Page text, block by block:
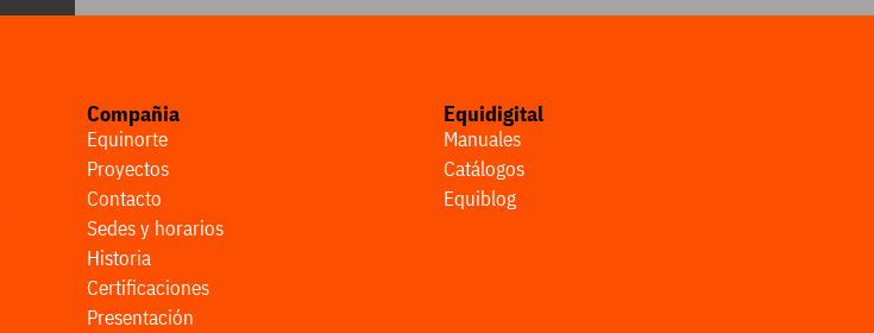
Compañia
Equinorte
Proyectos
Contacto
Sedes y horarios
Historia
Certificaciones
Presentación
Equidigital
Manuales
Catálogos
Equiblog